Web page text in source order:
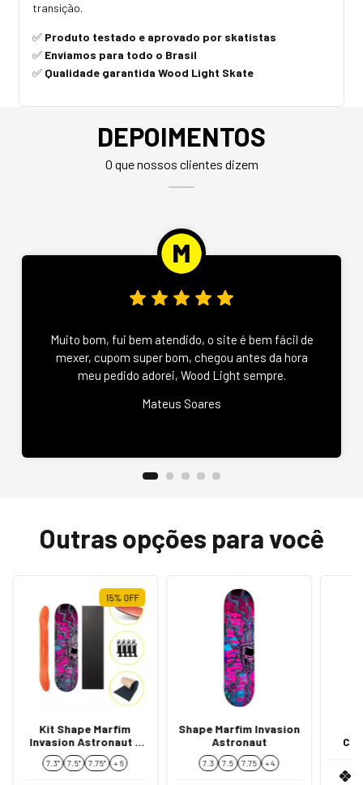
transição.
✅ Produto testado e aprovado por skatistas
✅ Enviamos para todo o Brasil
✅ Qualidade garantida Wood Light Skate
DEPOIMENTOS
O que nossos clientes dizem
Muito bom, fui bem atendido, o site é bem fácil de
mexer, cupom super bom, chegou antes da hora
meu pedido adorei, Wood Light sempre.
Mateus Soares
Outras opções para você
15% OFF
Kit Shape Marfim
Invasion Astronaut +
Lixa Emborrachada +
Parafusos de Base
7.3" 7.5" 7.75'' + 6
Shape Marfim Invasion
Astronaut
7.3 7.5 7.75 + 4